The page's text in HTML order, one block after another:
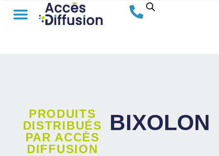
PRODUITS
DISTRIBUÉS
PAR ACCÈS
DIFFUSION
BIXOLON